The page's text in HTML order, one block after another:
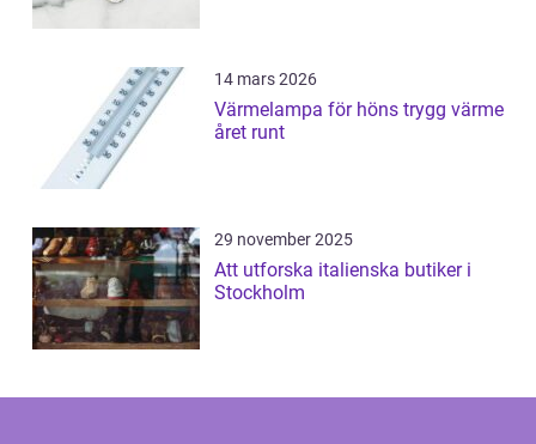
14 mars 2026
Värmelampa för höns trygg värme
året runt
29 november 2025
Att utforska italienska butiker i
Stockholm